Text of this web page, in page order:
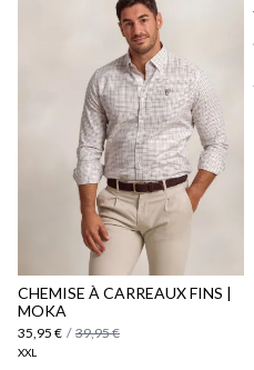
Politique d'expédition
ici
CHEMISE À CARREAUX FINS |
MOKA
35,95 € / 39,95 €
XXL